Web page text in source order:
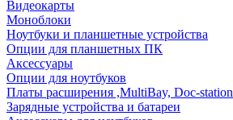
Видеокарты
Моноблоки
Ноутбуки и планшетные устройства
Опции для планшетных ПК
Аксессуары
Опции для ноутбуков
Платы расширения ,MultiBay, Doc-station
Зарядные устройства и батареи